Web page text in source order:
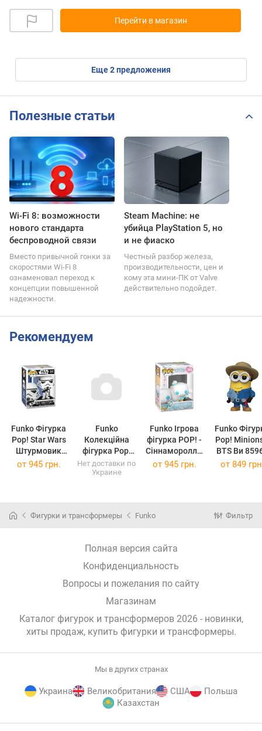
Перейти в магазин
eще2предложения
Полезные статьи
Wi-Fi 8: возможности
нового стандарта
беспроводной связи
Вместо привычной гонки за
скоростями Wi-Fi 8
ознаменовал переход к
концепции повышенной
надежности.
Steam Machine: не
убийца PlayStation 5, но
и не фиаско
Честный разбор железа,
производительности, цен и
кому эта мини-ПК от Valve
действительно подойдет.
Рекомендуем
Funko Фігурка
Pop! Star Wars
Штурмовик
67537(67537)
Funko
Колекційна
фігурка Pop!
Animation
Demon slayer
Funko Ігрова
фігурка POP! -
Сіннаморолл з
морозивом
Funko
Pop!
(85969)
от 945 грн.
Нет доставки по
Украине
от 945 грн. от 849
Фигурки и трансформеры Funko Фильтр
Полная версия сайта
Конфиденциальность
Вопросы и пожелания по сайту
Магазинам
Каталог фигурок и трансформеров 2026 - новинки,
хиты продаж, купить фигурки и трансформеры.
Мы в других странах
Украина Великобритания США
Польша
Казахстан